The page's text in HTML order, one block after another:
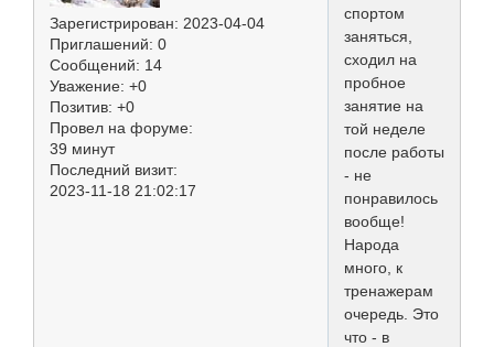
Зарегистрирован: 2023-04-04
Приглашений: 0
Сообщений: 14
Уважение: +0
Позитив: +0
Провел на форуме:
39 минут
Последний визит:
2023-11-18 21:02:17
спортом
заняться,
сходил на
пробное
занятие на
той неделе
после работы
- не
понравилось
вообще!
Народа
много, к
тренажерам
очередь. Это
что - в